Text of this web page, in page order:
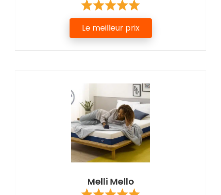
Le meilleur prix
Melli Mello